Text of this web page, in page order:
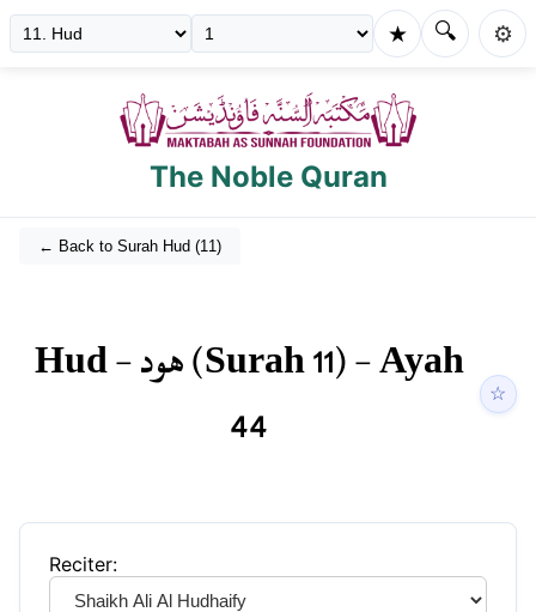
★ 🔍 ⚙️
The Noble Quran
← Back to Surah Hud (11)
Hud-هود(Surah11) - Ayah
44
☆
Reciter: